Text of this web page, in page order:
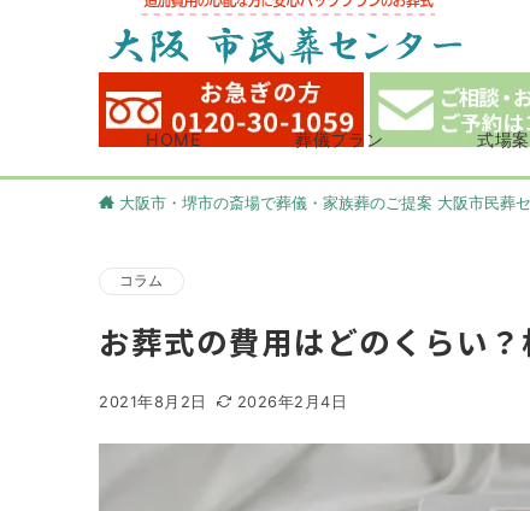
HOME 葬儀プラン 式場
大阪市・堺市の斎場で葬儀・家族葬のご提案 大阪市民葬
コラム
お葬式の費用はどのくらい
2021年8月2日 2026年2月4日